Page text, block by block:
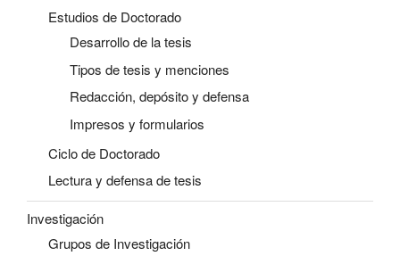
Estudios de Doctorado
Desarrollo de la tesis
Tipos de tesis y menciones
Redacción, depósito y defensa
Impresos y formularios
Ciclo de Doctorado
Lectura y defensa de tesis
Investigación
Grupos de Investigación